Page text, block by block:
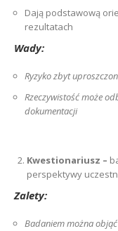
Dają podstawową
rezultatach
Wady:
Ryzyko zbyt
Rzeczywistość może
dokumentacji
Kwestionariusz –
perspektywy
Zalety:
Badaniem można